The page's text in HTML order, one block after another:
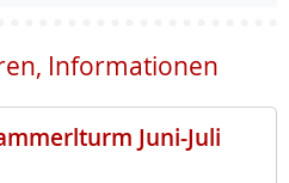
Informationen
Juni-Juli